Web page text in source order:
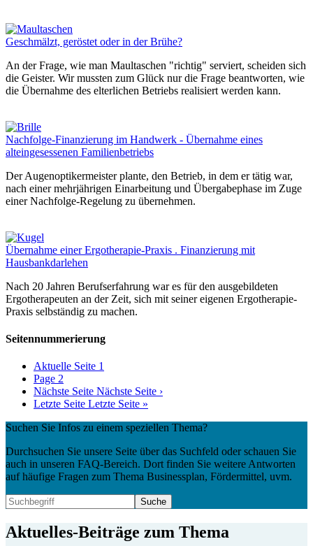
Geschmälzt, geröstet oder in der Brühe?
An der Frage, wie man Maultaschen "richtig" serviert, scheiden sich
die Geister. Wir mussten zum Glück nur die Frage beantworten, wie
die Übernahme des elterlichen Betriebs realisiert werden kann.
Nachfolge-Finanzierung im Handwerk - Übernahme eines
alteingesessenen Familienbetriebs
Der Augenoptikermeister plante, den Betrieb, in dem er tätig war,
nach einer mehrjährigen Einarbeitung und Übergabephase im Zuge
einer Nachfolge-Regelung zu übernehmen.
Übernahme einer Ergotherapie-Praxis . Finanzierung mit
Hausbankdarlehen
Nach 20 Jahren Berufserfahrung war es für den ausgebildeten
Ergotherapeuten an der Zeit, sich mit seiner eigenen Ergotherapie-
Praxis selbständig zu machen.
Seitennummerierung
Aktuelle Seite 1
Page 2
Nächste Seite Nächste Seite ›
Letzte Seite Letzte Seite »
Suchen Sie Infos zu einem speziellen Thema?
Durchsuchen Sie unsere Seite über das Suchfeld oder schauen Sie
auch in unseren FAQ-Bereich. Dort finden Sie weitere Antworten
auf häufige Fragen zum Thema Businessplan, Fördermittel, uvm.
Aktuelles-Beiträge zum Thema